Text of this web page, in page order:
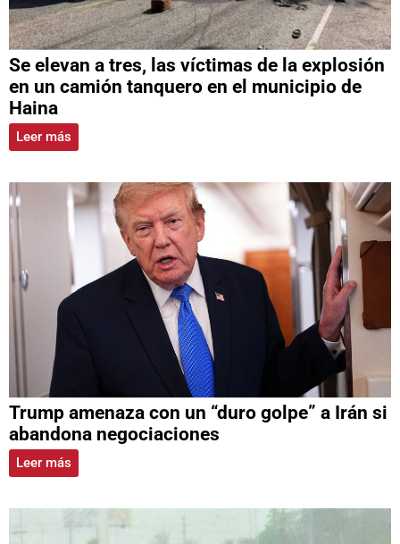
Se elevan a tres, las víctimas de la explosión
en un camión tanquero en el municipio de
Haina
Leer más
Trump amenaza con un “duro golpe” a Irán si
abandona negociaciones
Leer más